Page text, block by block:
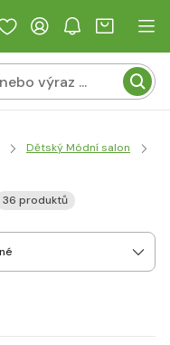
Dětský Módní salon
36 produktů